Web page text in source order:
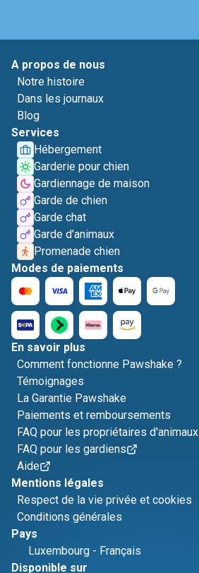
A propos de nous
Notre histoire
Dans les journaux
Blog
Services
Hébergement
Garderie pour chien
Gardiennage de maison
Garde de chien
Garde chat
Garde d'animaux
Promenade chien
Modes de paiements
En savoir plus
Comment fonctionne Pawshake ?
Témoignages
La Garantie Pawshake
Paiements et remboursements
FAQ pour les propriétaires d'animaux
FAQ pour les gardiens
Aide
Mentions légales
Respect de la vie privée et cookies
Conditions générales
Pays
Luxembourg - Français
Disponible sur